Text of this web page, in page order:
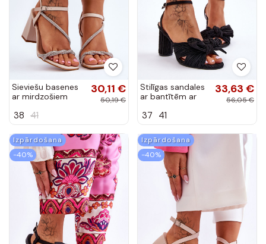
Sieviešu basenes
ar mirdzošiem
papēdi smilšu
30,11 €
50,19 €
38 41
Stilīgas sandales
ar bantītēm ar
krāsas Callum
33,63 €
56,05 €
37 41
Izpārdošana
-40%
Izpārdošana
-40%